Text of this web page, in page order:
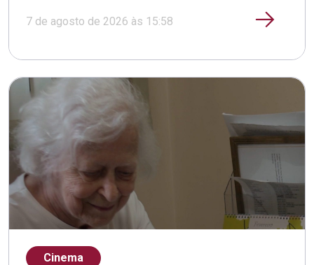
7 de agosto de 2026 às 15:58
Cinema